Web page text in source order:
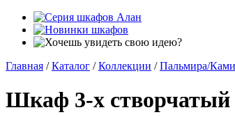
Главная / Каталог / Коллекции / Пальмира/
Шкаф 3-х створчатый